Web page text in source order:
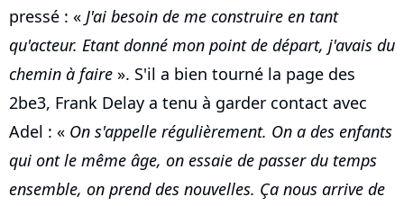
pressé : « J'ai besoin de me construire en tant
qu'acteur. Etant donné mon point de départ, j'avais du
chemin à faire ». S'il a bien tourné la page des
2be3, Frank Delay a tenu à garder contact avec
Adel : « On s'appelle régulièrement. On a des enfants
qui ont le même âge, on essaie de passer du temps
ensemble, on prend des nouvelles. Ça nous arrive de